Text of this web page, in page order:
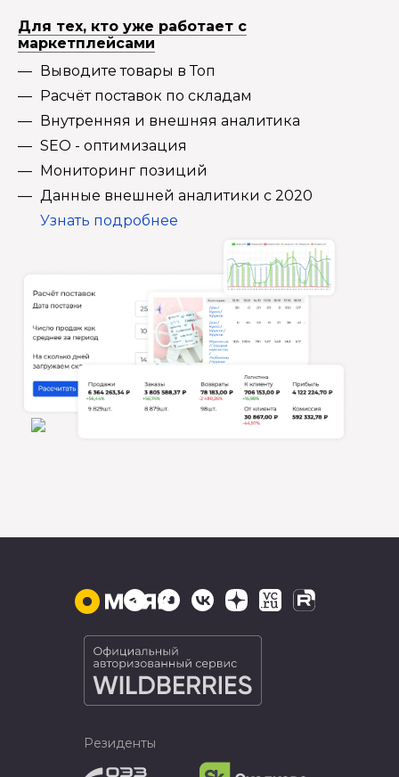
Для тех, кто уже работает с
маркетплейсами
Выводите товары в Топ
Расчёт поставок по складам
Внутренняя и внешняя аналитика
SEO - оптимизация
Мониторинг позиций
Данные внешней аналитики с 2020
Узнать подробнее
Резиденты